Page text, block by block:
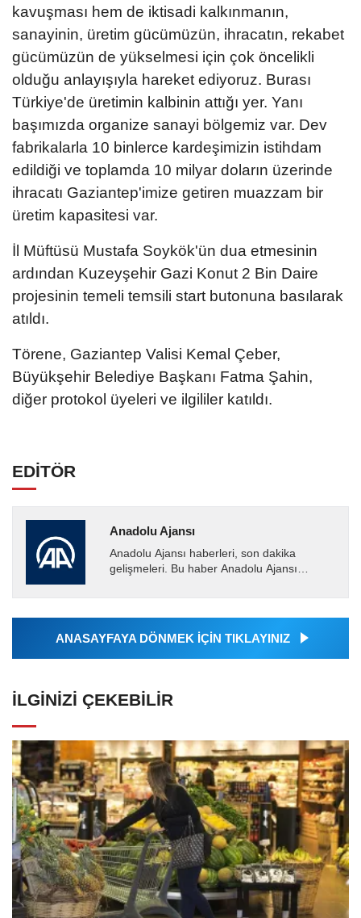
kavuşması hem de iktisadi kalkınmanın,
sanayinin, üretim gücümüzün, ihracatın, rekabet
gücümüzün de yükselmesi için çok öncelikli
olduğu anlayışıyla hareket ediyoruz. Burası
Türkiye'de üretimin kalbinin attığı yer. Yanı
başımızda organize sanayi bölgemiz var. Dev
fabrikalarla 10 binlerce kardeşimizin istihdam
edildiği ve toplamda 10 milyar doların üzerinde
ihracatı Gaziantep'imize getiren muazzam bir
üretim kapasitesi var.
İl Müftüsü Mustafa Soykök'ün dua etmesinin
ardından Kuzeyşehir Gazi Konut 2 Bin Daire
projesinin temeli temsili start butonuna basılarak
atıldı.
Törene, Gaziantep Valisi Kemal Çeber,
Büyükşehir Belediye Başkanı Fatma Şahin,
diğer protokol üyeleri ve ilgililer katıldı.
EDİTÖR
Anadolu Ajansı
Anadolu Ajansı haberleri, son dakika
gelişmeleri. Bu haber Anadolu Ajansı
tarafından geçilen tüm...
ANASAYFAYA DÖNMEK İÇİN TIKLAYINIZ
İLGINIZI ÇEKEBILIR